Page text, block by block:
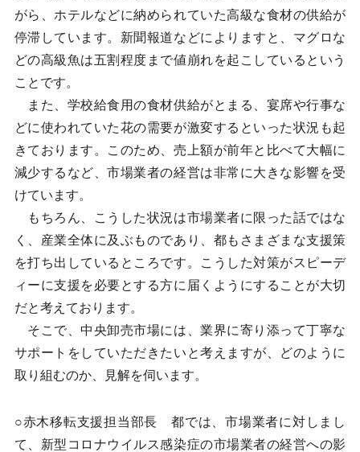
がら、ホテルなどに納められていた高級な食材の供給が
停滞しています。新聞報道などによりますと、マグロな
どの高級魚は五割程度まで値崩れを起こしているという
ことです。
また、学校給食用の食材供給がとまる、宴席や行事な
どに使われていた花の需要が激変するといった状況も起
きております。このため、売上額が前年と比べて大幅に
減少するなど、市場業者の経営は非常に大きな影響を受
けています。
もちろん、こうした状況は市場業者に限った話ではな
く、産業全体に及ぶものであり、都もさまざまな支援策
を打ち出しているところです。こうした対策がスピーデ
ィーに支援を必要とする方に届くようにすることが大切
だと考えております。
そこで、中央卸売市場には、業界に寄り添って丁寧な
サポートをしていただきたいと考えますが、どのように
取り組むのか、見解を伺います。
○赤木移転支援担当部長 都では、市場業者に対しまし
て、新型コロナウイルス感染症の市場業者の経営への影